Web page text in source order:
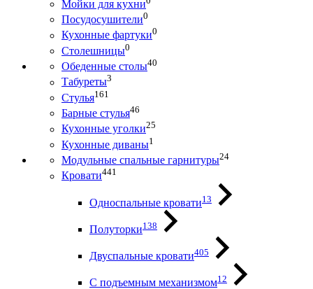
Мойки для кухни
Посудосушители0
Кухонные фартуки0
Столешницы0
Обеденные столы40
Табуреты3
Стулья161
Барные стулья46
Кухонные уголки25
Кухонные диваны1
Модульные спальные гарнитуры24
Кровати441
Односпальные кровати13
Полуторки138
Двуспальные кровати405
С подъемным механизмом12